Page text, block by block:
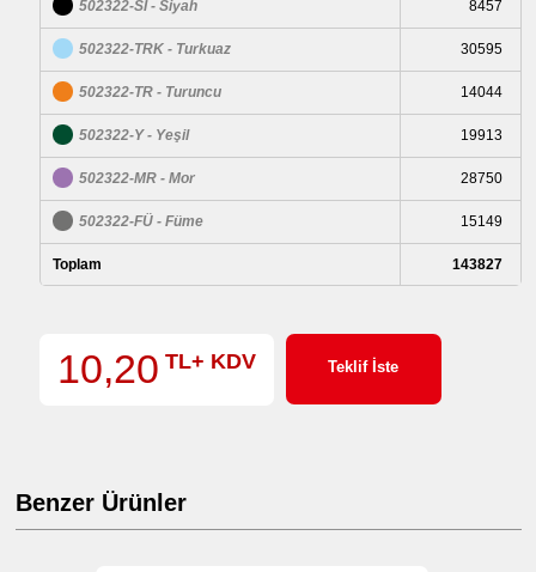
502322-Sİ - Siyah 8457
502322-TRK - Turkuaz 30595
502322-TR - Turuncu 14044
502322-Y - Yeşil 19913
502322-MR - Mor 28750
502322-FÜ - Füme 15149
Toplam 143827
10,20 TL+ KDV Teklif İste
Benzer Ürünler